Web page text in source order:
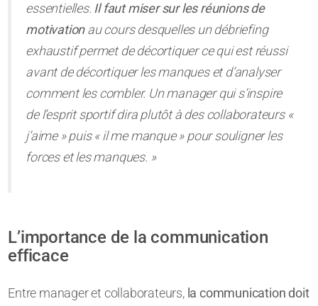
essentielles. Il faut miser sur les réunions de
motivationau cours desquelles un débriefing
exhaustif permet de décortiquer ce qui est réussi
avant de décortiquer les manques et d’analyser
comment les combler. Un manager qui s’inspire
de l’esprit sportif dira plutôt à des collaborateurs «
j’aime » puis « il me manque » pour souligner les
forces et les manques. »
L’importance de la communication
efficace
Entre manager et collaborateurs, la communication doit